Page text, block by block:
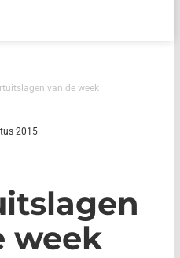
van de week
2015
week